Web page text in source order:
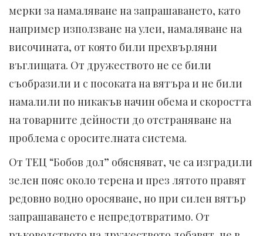
мерки за намаляване на запрашаването, като
например използване на улеи, намаляване на
височината, от която били прехвърляни
въглищата. От дружеството не се били
съобразили и с посоката на вятъра и не били
намалили по никакъв начин обема и скоростта
на товарните дейности до отстраняване на
проблема с оросителната система.
От ТЕЦ “Бобов дол” обясняват, че са изградили
зелен пояс около терена и през лятото правят
редовно водно оросяване, но при силен вятър
запрашаването е непредотвратимо. От